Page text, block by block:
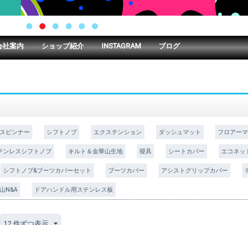
社案内 ショップ紹介 INSTAGRAM ブログ
ピンナー シフトノブ エクステンション ダッシュマット フロアー
ンレスシフトノブ キルト＆金華山生地 寝具 シートカバー エコネッ
シフトノブ&ブーツカバーセット ブーツカバー アシストグリップカバー
N&A ドアハンドル用ステンレス板